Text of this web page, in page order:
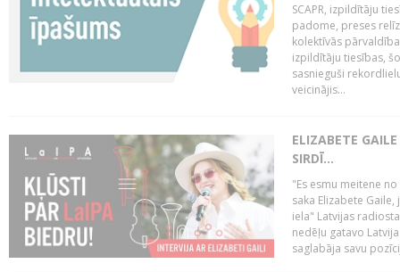
SCAPR, izpildītāju
padome, preses
kolektīvās
izpildītāju tiesības,
sasnieguši
veicinājis...
ELIZABETE
SIRDĪ...
"Es esmu meitene
saka Elizabete
iela" Latvijas
nedēļu gatavo
saglabāja savu